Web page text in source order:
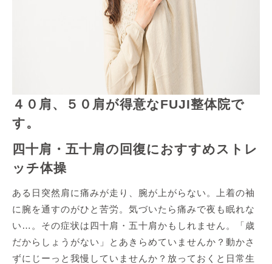
４０肩、５０肩が得意なFUJI整体院で
す。
四十肩・五十肩の回復におすすめストレ
ッチ体操
ある日突然肩に痛みが走り、腕が上がらない。上着の袖
に腕を通すのがひと苦労。気づいたら痛みで夜も眠れな
い…。その症状は四十肩・五十肩かもしれません。「歳
だからしょうがない」とあきらめていませんか？動かさ
ずにじーっと我慢していませんか？放っておくと日常生